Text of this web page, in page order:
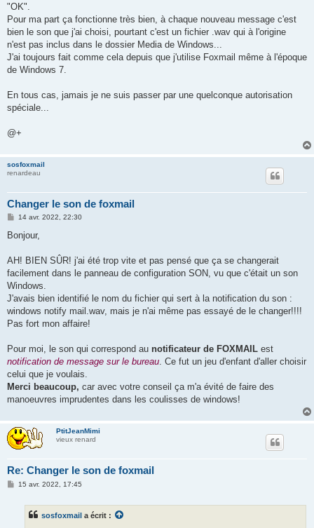
"OK".
Pour ma part ça fonctionne très bien, à chaque nouveau message c'est
bien le son que j'ai choisi, pourtant c'est un fichier .wav qui à l'origine
n'est pas inclus dans le dossier Media de Windows...
J'ai toujours fait comme cela depuis que j'utilise Foxmail même à l'époque
de Windows 7.
En tous cas, jamais je ne suis passer par une quelconque autorisation
spéciale...
@+
sosfoxmail
renardeau
Changer le son de foxmail
M
s
g
14 avr. 2022, 22:30
Bonjour,
AH! BIEN SÛR! j'ai été trop vite et pas pensé que ça se changerait
facilement dans le panneau de configuration SON, vu que c'était un son
Windows.
J'avais bien identifié le nom du fichier qui sert à la notification du son :
windows notify mail.wav, mais je n'ai même pas essayé de le changer!!!!
Pas fort mon affaire!
Pour moi, le son qui correspond au notificateur de FOXMAIL est
notification de message sur le bureau. Ce fut un jeu d'enfant d'aller choisir
celui que je voulais.
Merci beaucoup, car avec votre conseil ça m'a évité de faire des
manoeuvres imprudentes dans les coulisses de windows!
PtitJeanMimi
vieux renard
Re: Changer le son de foxmail
M15 avr. 2022, 17:45
sosfoxmail a écrit :